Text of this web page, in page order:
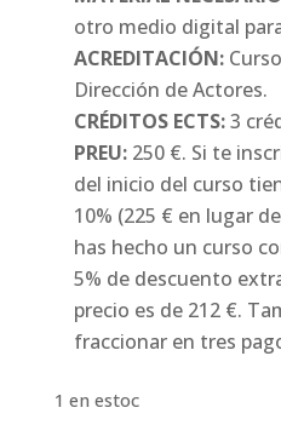
otro medio digital
ACREDITACIÓN:
Dirección de Actores.
CRÉDITOS ECTS:3
PREU:250 €. Si te
del inicio del curso
10% (225 € en lugar
has hecho un curso
5% de descuento
precio es de 212 €.
fraccionar en tres
1 en estoc